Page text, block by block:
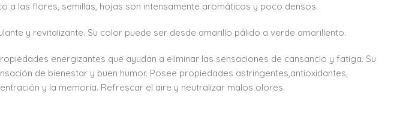
a las flores, semillas, hojas son intensamente aromáticos y poco densos.
y revitalizante. Su color puede ser desde amarillo pálido a verde amarillento.
energizantes que ayudan a eliminar las sensaciones de cansancio y fatiga. Su
de bienestar y buen humor. Posee propiedades astringentes,antioxidantes,
y la memoria. Refrescar el aire y neutralizar malos olores.